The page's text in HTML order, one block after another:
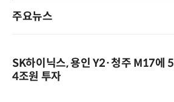
주요뉴스
SK하이닉스, 용인 Y2·청주 M17에 5
4조원 투자